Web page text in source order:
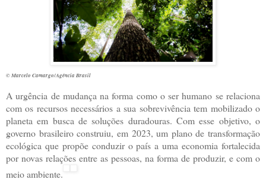
© Marcelo Camargo/Agência Brasil
A urgência de mudança na forma como o ser humano se relaciona
com os recursos necessários a sua sobrevivência tem mobilizado o
planeta em busca de soluções duradouras. Com esse objetivo, o
governo brasileiro construiu, em 2023, um plano de transformação
ecológica que propõe conduzir o país a uma economia fortalecida
por novas relações entre as pessoas, na forma de produzir, e com o
meio ambiente.